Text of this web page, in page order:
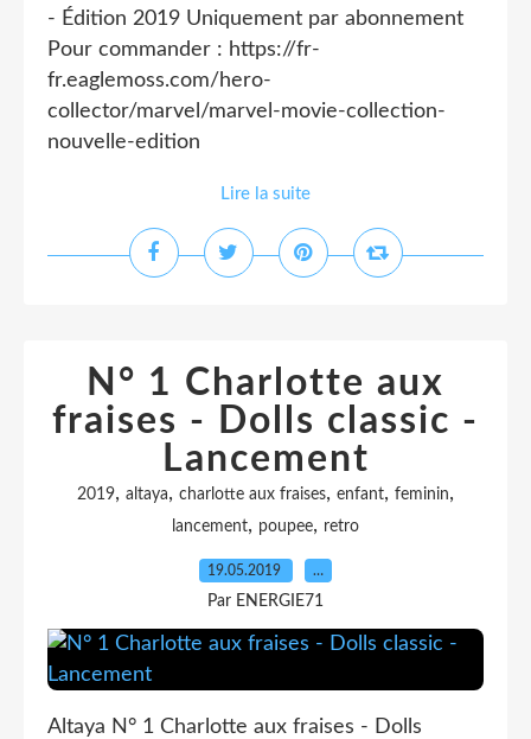
- Édition 2019 Uniquement par abonnement
Pour commander : https://fr-
fr.eaglemoss.com/hero-
collector/marvel/marvel-movie-collection-
nouvelle-edition
Lire la suite
N° 1 Charlotte aux
fraises - Dolls classic -
Lancement
2019, altaya, charlotte aux fraises, enfant, feminin,
lancement, poupee, retro
19.05.2019 …
Par ENERGIE71
Altaya N° 1 Charlotte aux fraises - Dolls